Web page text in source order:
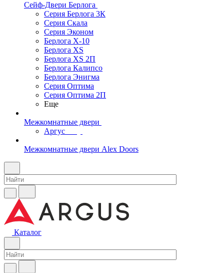
Сейф-Двери Берлога
Серия Берлога 3К
Серия Скала
Серия Эконом
Берлога X-10
Берлога XS
Берлога XS 2П
Берлога Калипсо
Берлога Энигма
Серия Оптима
Серия Оптима 2П
Еще
Межкомнатные двери
Аргус
Межкомнатные двери Alex Doors
Каталог